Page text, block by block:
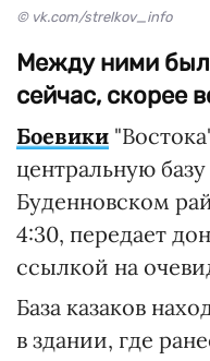
© vk.com/strelkov_info
Между ними
сейчас, скорее
Боевики
центральную базу
Буденновском
4:30, передает
ссылкой на
База казаков
в здании, где